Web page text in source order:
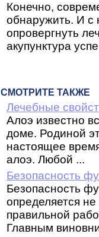
Конечно,
обнаружить. И с
опровергнуть
акупунктура
СМОТРИТЕ ТАКЖЕ
Лечебные
Алоэ известно
доме. Родиной
настоящее
алоэ. Любой ...
Безопасность
Безопасность
определяется
правильной
Главным